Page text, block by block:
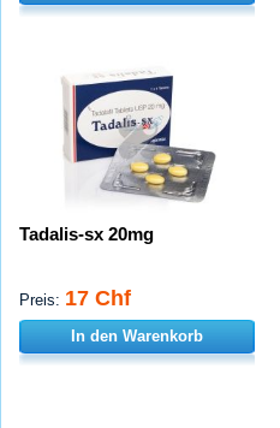
Tadalis-sx 20mg
Preis: 17 Chf
In den Warenkorb